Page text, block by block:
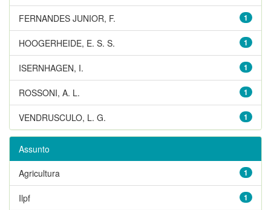
1
FERNANDES JUNIOR, F.
1
HOOGERHEIDE, E. S. S.
1
ISERNHAGEN, I.
1
ROSSONI, A. L.
1
VENDRUSCULO, L. G.
Assunto
1
Agricultura
1
Ilpf